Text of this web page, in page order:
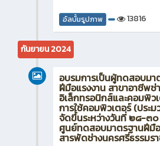
อัลบั้มรูปภาพ 13816
กันยายน 2024
อบรมการเป็นผู้ทดสอบมา
ฝีมือแรงงาน สาขาอาชีพช่
อิเล็กทรอนิกส์และคอมพิว
การใช้คอมพิวเตอร์ (ประ
จัดขึ้นระหว่างวันที่ ๒๘-
ศูนย์ทดสอบมาตรฐานฝีมื
สารพัดช่างนครศรีธรรมร